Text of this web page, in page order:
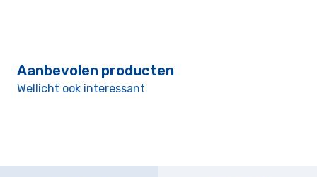
Aanbevolen producten
Wellicht ook interessant